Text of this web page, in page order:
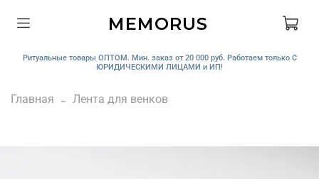
MEMORUS
Ритуальные товары ОПТОМ. Мин. заказ от 20 000 руб. Работаем только С
ЮРИДИЧЕСКИМИ ЛИЦАМИ и ИП!
Главная Лента для венков